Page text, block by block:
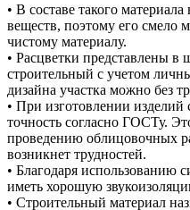
• В составе такого
веществ, поэтому его смело
чистому материалу.
• Расцветки представлены
строительный с учетом
дизайна участка можно без
• При изготовлении изделий
точность согласно ГОСТу.
проведению облицовочных
возникнет трудностей.
• Благодаря использованию
иметь хорошую
• Строительный материал